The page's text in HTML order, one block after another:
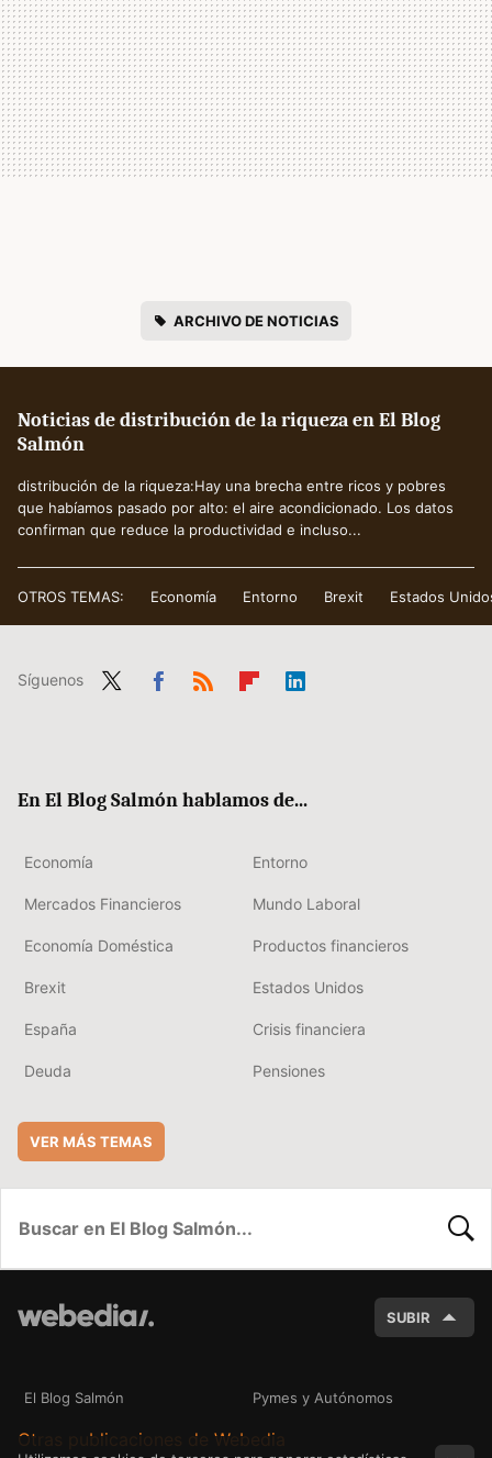
ARCHIVO DE NOTICIAS
Noticias de distribución de la riqueza en El Blog
Salmón
distribución de la riqueza:Hay una brecha entre ricos y pobres
que habíamos pasado por alto: el aire acondicionado. Los datos
confirman que reduce la productividad e incluso...
OTROS TEMAS: Economía Entorno Brexit Estados
Síguenos
En El Blog Salmón hablamos de...
Economía Entorno
Mercados Financieros Mundo Laboral
Economía Doméstica Productos financieros
Brexit Estados Unidos
España Crisis financiera
Deuda Pensiones
VER MÁS TEMAS
SUBIR
El Blog Salmón Pymes y Autónomos
Otras publicaciones de Webedia